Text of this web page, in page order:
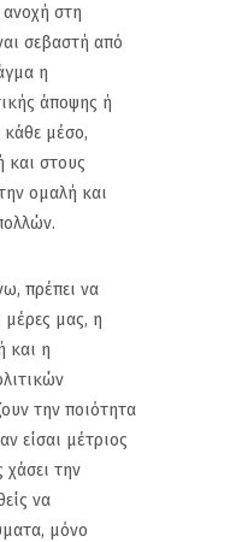
στη
σεβαστή από
η
άποψης ή
κάθε μέσο,
και στους
ομαλή και
πρέπει να
μέρες μας, η
και η
την ποιότητα
είσαι μέτριος
χάσει την
να
μόνο